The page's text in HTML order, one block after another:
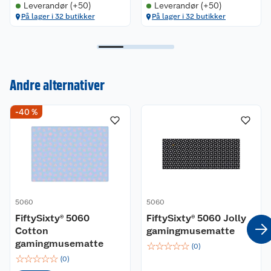
Leverandør (+50)
På lager i 32 butikker
Leverandør (+50)
På lager i 32 butikker
Andre alternativer
-40 %
5060
FiftySixty® 5060
Cotton
gamingmusematte
☆☆☆☆☆ (0)
5060
FiftySixty® 5060 Jolly
gamingmusematte
☆☆☆☆☆ (0)
Om oss
Nyheter
Våre butikker
Våre merkevarer
Coop kjeder
Ledige stillinger
Kundeservice
Kontakt oss
Angre- og returrett
Reklamasjon og garanti
Ofte stilte spørsmål
Betalingsalternativer
Leveringsalternativer
Åpent kjøp